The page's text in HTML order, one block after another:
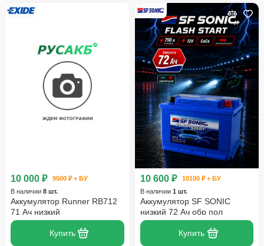
10 000 ₽
9500 ₽ + БУ
В наличии 8 шт.
Аккумулятор Runner RB712
71 Ач низкий
Купить
10 600 ₽
10100 ₽ + БУ
В наличии 1 шт.
Аккумулятор SF SONIC
низкий 72 Ач обр пол
Купить